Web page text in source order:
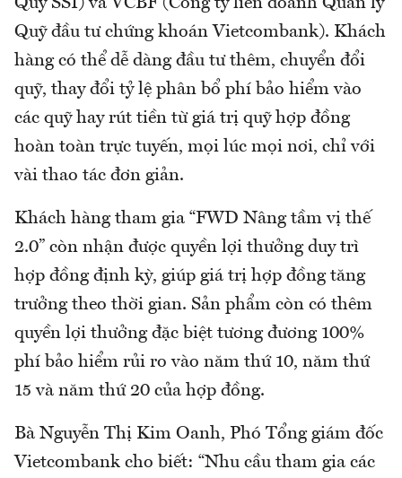
Quỹ SSI) và VCBF (Công ty liên doanh Quản lý
Quỹ đầu tư chứng khoán Vietcombank). Khách
hàng có thể dễ dàng đầu tư thêm, chuyển đổi
quỹ, thay đổi tỷ lệ phân bổ phí bảo hiểm vào
các quỹ hay rút tiền từ giá trị quỹ hợp đồng
hoàn toàn trực tuyến, mọi lúc mọi nơi, chỉ với
vài thao tác đơn giản.
Khách hàng tham gia “FWD Nâng tầm vị thế
2.0” còn nhận được quyền lợi thưởng duy trì
hợp đồng định kỳ, giúp giá trị hợp đồng tăng
trưởng theo thời gian. Sản phẩm còn có thêm
quyền lợi thưởng đặc biệt tương đương 100%
phí bảo hiểm rủi ro vào năm thứ 10, năm thứ
15 và năm thứ 20 của hợp đồng.
Bà Nguyễn Thị Kim Oanh, Phó Tổng giám đốc
Vietcombank cho biết: “Nhu cầu tham gia các